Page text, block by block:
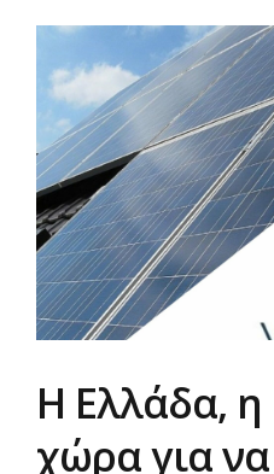
Η Ελλάδα, η
χώρα για να